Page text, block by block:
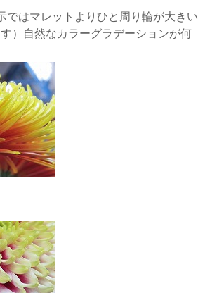
はマレットよりひと周り輪が大きい
）自然なカラーグラデーションが何